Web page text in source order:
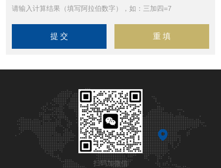
请输入计算结果（填写阿拉伯数字），如：三加四=7
扫码加微信